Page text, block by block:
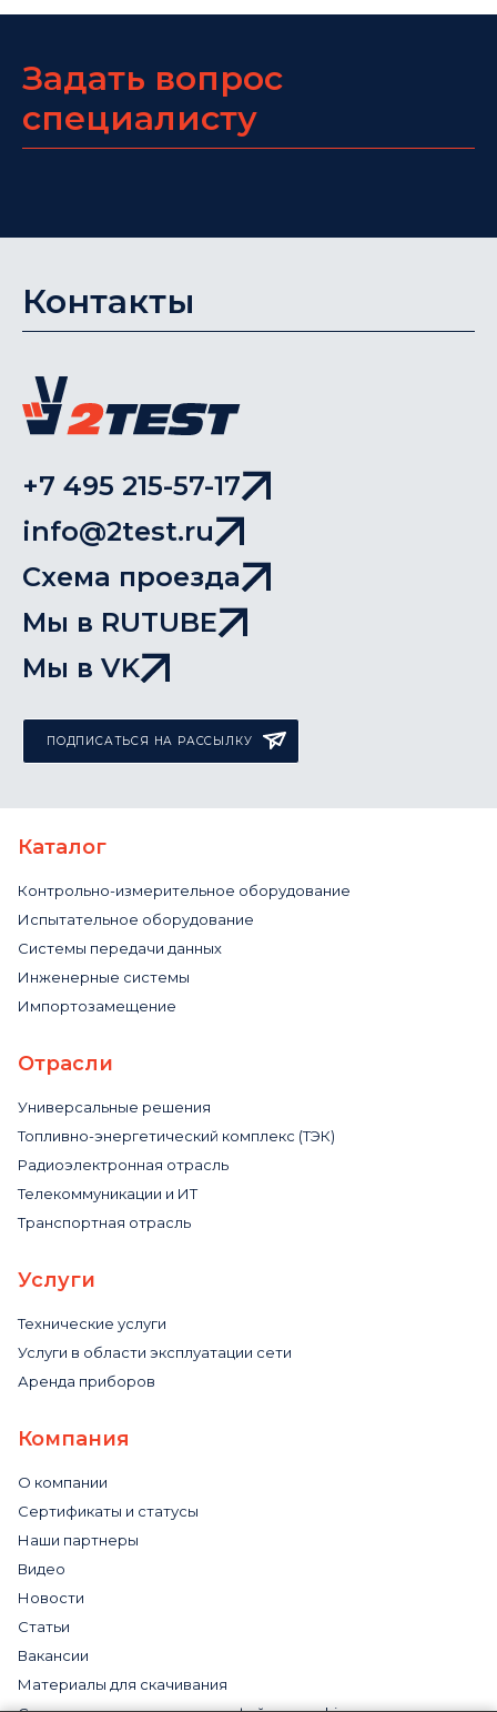
Задать вопрос
специалисту
Контакты
+7 495 215-57-17
info@2test.ru
Схема проезда
Мы в RUTUBE
Мы в VK
ПОДПИСАТЬСЯ НА РАССЫЛКУ
Каталог
Контрольно-измерительное оборудование
Испытательное оборудование
Системы передачи данных
Инженерные системы
Импортозамещение
Отрасли
Универсальные решения
Топливно-энергетический комплекс (ТЭК)
Радиоэлектронная отрасль
Телекоммуникации и ИТ
Транспортная отрасль
Услуги
Технические услуги
Услуги в области эксплуатации сети
Аренда приборов
Компания
О компании
Сертификаты и статусы
Наши партнеры
Видео
Новости
Статьи
Вакансии
Материалы для скачивания